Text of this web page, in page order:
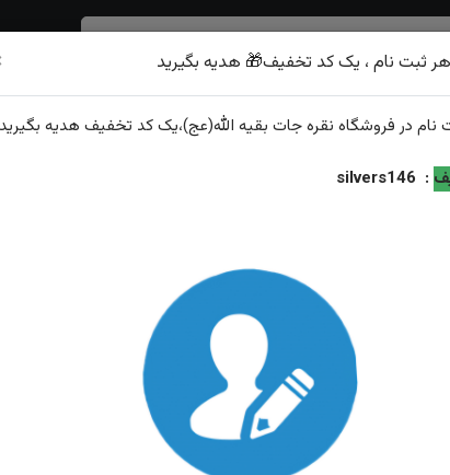
ویژگی‌های محصول
عیار نقره: ۹۲۵
ویژگی: ارسال و سایز رایگان همراه با هدیه تابلو فرش حرم امام رضا علیه
مناسب: عموم
ثبت نام ، یک کد تخفیف🎁 هدیه بگیرید
نام در فروشگاه نقره جات بقیه الله(عج)،یک کد تخفیف هدیه
:
silvers146